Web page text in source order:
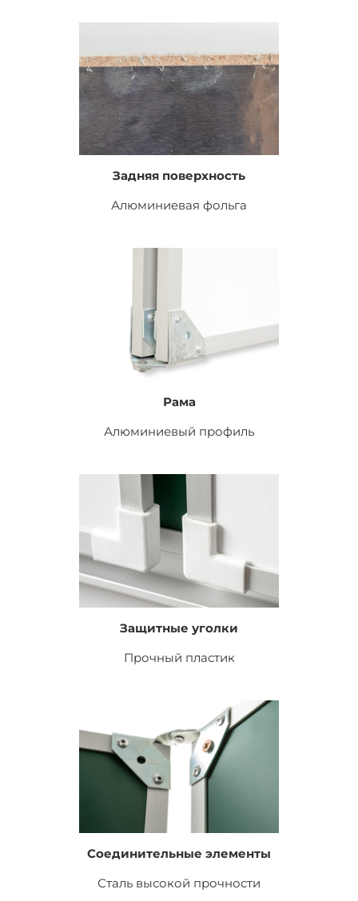
Задняя поверхность
Алюминиевая фольга
Рама
Алюминиевый профиль
Защитные уголки
Прочный пластик
Соединительные элементы
Сталь высокой прочности